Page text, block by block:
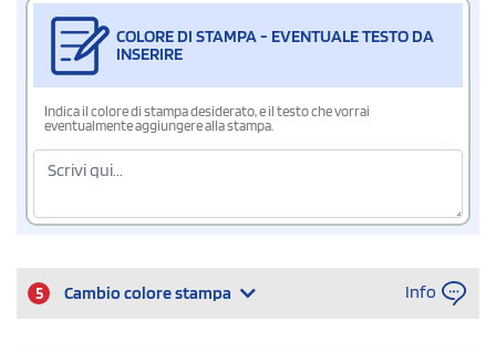
COLORE DI STAMPA - EVENTUALE TESTO DA
INSERIRE
Indica il colore di stampa desiderato, e il testo che vorrai
eventualmente aggiungere alla stampa.
5 Cambio colore stampa Info